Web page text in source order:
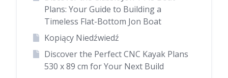
Plans: Your Guide to Building a
Timeless Flat-Bottom Jon Boat
Kopiący Niedźwiedź
Discover the Perfect CNC Kayak Plans
530 x 89 cm for Your Next Build